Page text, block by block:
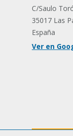
C/Saulo
35017 Las
España
Ver en